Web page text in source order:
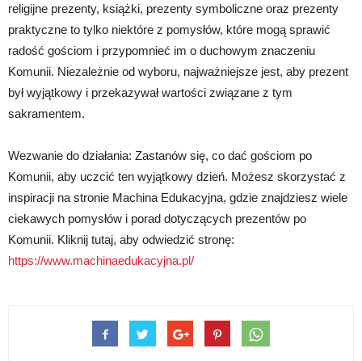
religijne prezenty, książki, prezenty symboliczne oraz prezenty
praktyczne to tylko niektóre z pomysłów, które mogą sprawić
radość gościom i przypomnieć im o duchowym znaczeniu
Komunii. Niezależnie od wyboru, najważniejsze jest, aby prezent
był wyjątkowy i przekazywał wartości związane z tym
sakramentem.
Wezwanie do działania: Zastanów się, co dać gościom po
Komunii, aby uczcić ten wyjątkowy dzień. Możesz skorzystać z
inspiracji na stronie Machina Edukacyjna, gdzie znajdziesz wiele
ciekawych pomysłów i porad dotyczących prezentów po
Komunii. Kliknij tutaj, aby odwiedzić stronę:
https://www.machinaedukacyjna.pl/